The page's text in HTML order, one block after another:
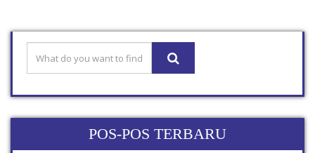
POS-POS TERBARU